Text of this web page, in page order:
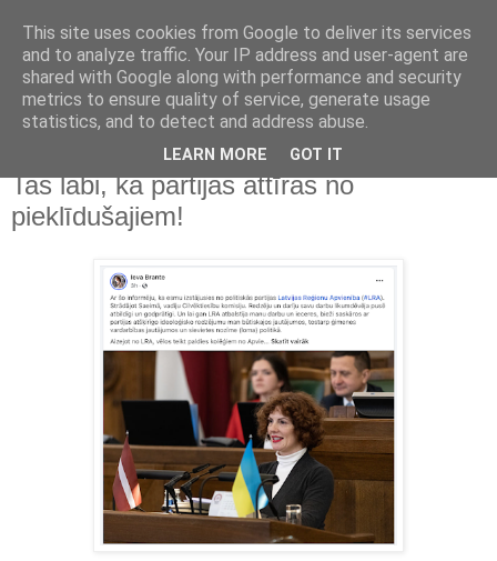
Kristians.Rozenvalds.lv
Raksti, publikācijas, komentāri
Tas labi, ka partijas attīras no
pieklīdušajiem!
This site uses cookies from Google to deliver its services
and to analyze traffic. Your IP address and user-agent are
shared with Google along with performance and security
metrics to ensure quality of service, generate usage
statistics, and to detect and address abuse.
LEARN MORE GOT IT